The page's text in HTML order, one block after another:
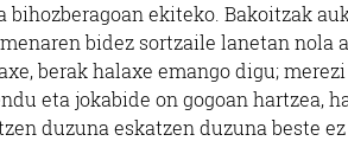
ekiteko. Bakoitzak
bidez sortzaile lanetan nola
berak halaxe emango digu;
eta jokabide on gogoan hartzea,
duzuna eskatzen duzuna beste